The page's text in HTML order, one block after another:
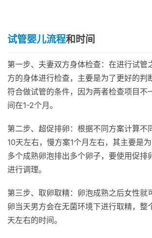
试管婴儿流程和时间
第一步、夫妻双方身体检查：在进行试管
方的身体进行检查，主要是为了更好的判
符合做试管的条件，因为两者检查项目不
间在1-2个月。
第二步、超促排卵：根据不同方案计算不
10天左右，慢方案1个月左右，其主要是
多个成熟卵泡排出多个卵子，要使用促排
进行调理。
第三步、取卵取精：卵泡成熟之后女性就
卵当天男方会在无菌环境下进行取精，整
天左右的时间。